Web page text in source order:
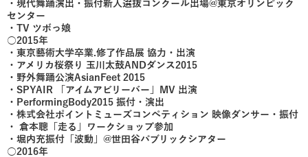
・現代舞踊演出・振付新人選抜コンクール出場@東京オリンピック
センター
・TV ツボっ娘
○2015年
・東京藝術大学卒業.修了作品展 協力・出演
・アメリカ桜祭り 玉川太鼓ANDダンス2015
・野外舞踊公演AsianFeet 2015
・SPYAIR 「アイムアビリーバー」MV 出演
・PerformingBody2015 振付・演出
・株式会社ポイントミューズコンペティション 映像ダンサー・振付
・ 倉本聰「走る」ワークショップ参加
・堀内充振付「波動」@世田谷パブリックシアター
○2016年